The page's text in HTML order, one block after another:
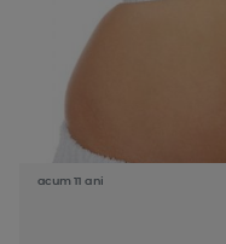
acum 11 ani